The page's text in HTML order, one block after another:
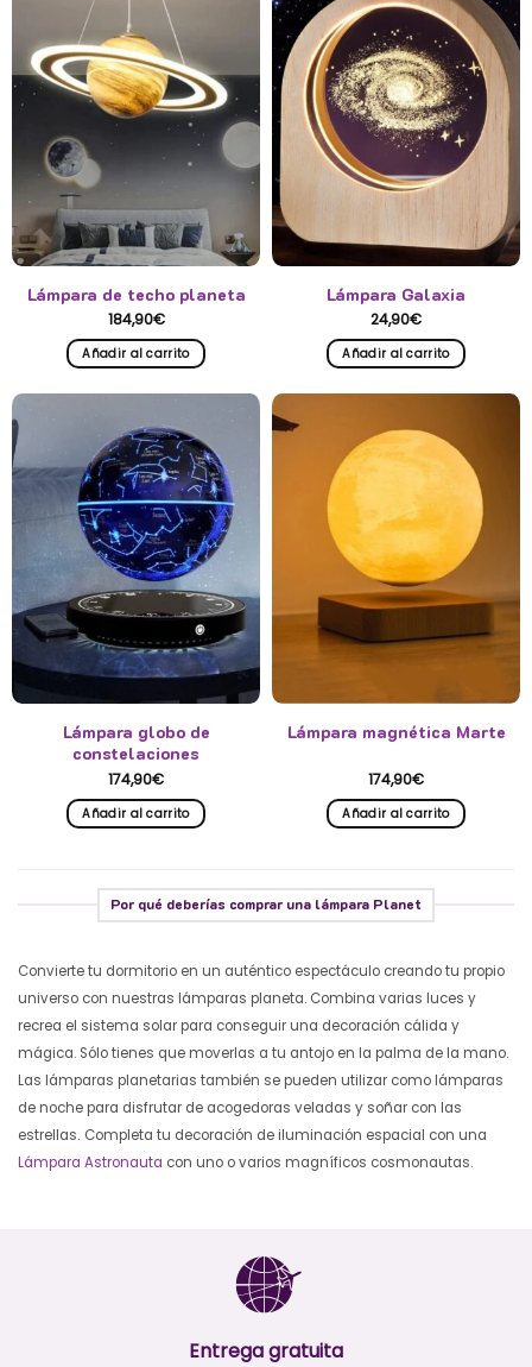
Lámpara de techo planeta
184,90€
Añadir al carrito
Lámpara Galaxia
24,90€
Añadir al carrito
Lámpara globo de
constelaciones
174,90€
Añadir al carrito
Lámpara magnética Marte
174,90€
Añadir al carrito
Por qué deberías comprar una lámpara Planet
Convierte tu dormitorio en un auténtico espectáculo creando tu propio
universo con nuestras lámparas planeta. Combina varias luces y
recrea el sistema solar para conseguir una decoración cálida y
mágica. Sólo tienes que moverlas a tu antojo en la palma de la mano.
Las lámparas planetarias también se pueden utilizar como lámparas
de noche para disfrutar de acogedoras veladas y soñar con las
estrellas. Completa tu decoración de iluminación espacial con una
Lámpara Astronauta con uno o varios magníficos cosmonautas.
Entrega gratuita